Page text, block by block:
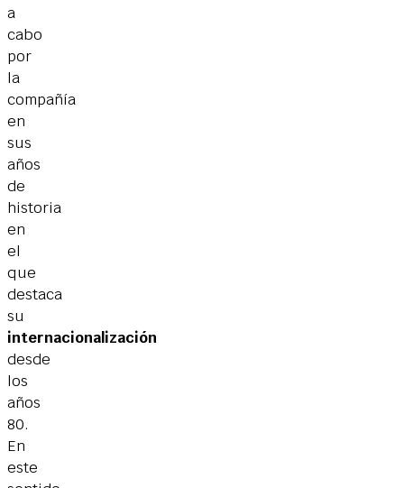
a
cabo
por
la
compañía
en
sus
años
de
historia
en
el
que
destaca
su
internacionalización
desde
los
años
80.
En
este